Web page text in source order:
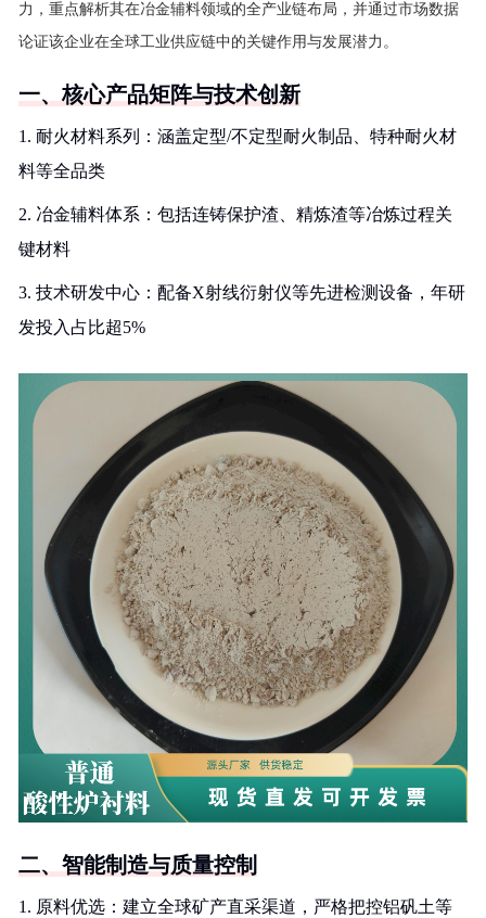
力，重点解析其在冶金辅料领域的全产业链布局，并通过市场数据
论证该企业在全球工业供应链中的关键作用与发展潜力。
一、核心产品矩阵与技术创新
1. 耐火材料系列：涵盖定型/不定型耐火制品、特种耐火材
料等全品类
2. 冶金辅料体系：包括连铸保护渣、精炼渣等冶炼过程关
键材料
3. 技术研发中心：配备X射线衍射仪等先进检测设备，年研
发投入占比超5%
二、智能制造与质量控制
1. 原料优选：建立全球矿产直采渠道，严格把控铝矾土等